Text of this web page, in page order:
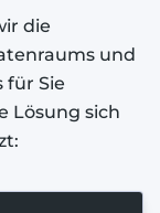
die
und
für Sie
Lösung sich